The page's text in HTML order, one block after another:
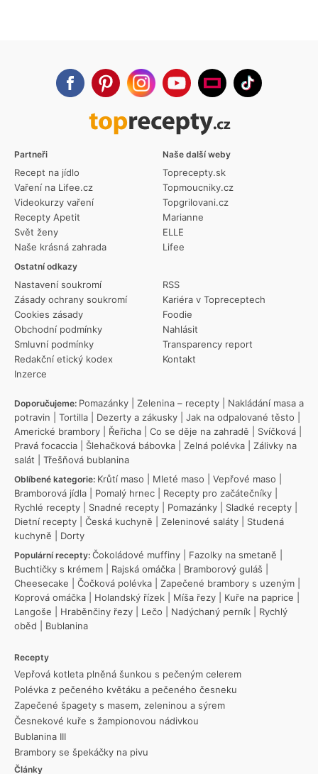
Partneři
Recept na jídlo
Vaření na Lifee.cz
Videokurzy vaření
Recepty Apetit
Svět ženy
Naše krásná zahrada
Ostatní odkazy
Nastavení soukromí
Zásady ochrany soukromí
Cookies zásady
Obchodní podmínky
Smluvní podmínky
Redakční etický kodex
Inzerce
RSS
Kariéra v Topreceptech
Foodie
Nahlásit
Transparency report
Kontakt
Naše další weby
Toprecepty.sk
Topmoucniky.cz
Topgrilovani.cz
Marianne
ELLE
Lifee
Doporučujeme: Pomazánky Zelenina – recepty
Nakládání masa a
potravin
Tortilla Dezerty a zákusky Jak na odpalované těsto
Americké brambory
Řeřicha Co se děje na zahradě Svíčková
Pravá focaccia
Šlehačková bábovka Zelná polévka
Zálivky na
salát
Třešňová bublanina
Oblíbené kategorie: Krůtí maso Mleté maso Vepřové maso
Bramborová jídla
Pomalý hrnec Recepty pro začátečníky
Rychlé recepty
Snadné recepty Pomazánky Sladké recepty
Dietní recepty
Česká kuchyně Zeleninové saláty
Studená
kuchyně
Dorty
Populární recepty: Čokoládové muffiny Fazolky na smetaně
Buchtičky s krémem
Rajská omáčka Bramborový guláš
Cheesecake
Čočková polévka Zapečené brambory s uzeným
Koprová omáčka
Holandský řízek Míša řezy Kuře na paprice
Langoše
Hraběnčiny řezy Lečo Nadýchaný perník
Rychlý
oběd
Bublanina
Recepty
Vepřová kotleta plněná šunkou s pečeným celerem
Polévka z pečeného květáku a pečeného česneku
Zapečené špagety s masem, zeleninou a sýrem
Česnekové kuře s žampionovou nádivkou
Bublanina III
Brambory se špekáčky na pivu
Články